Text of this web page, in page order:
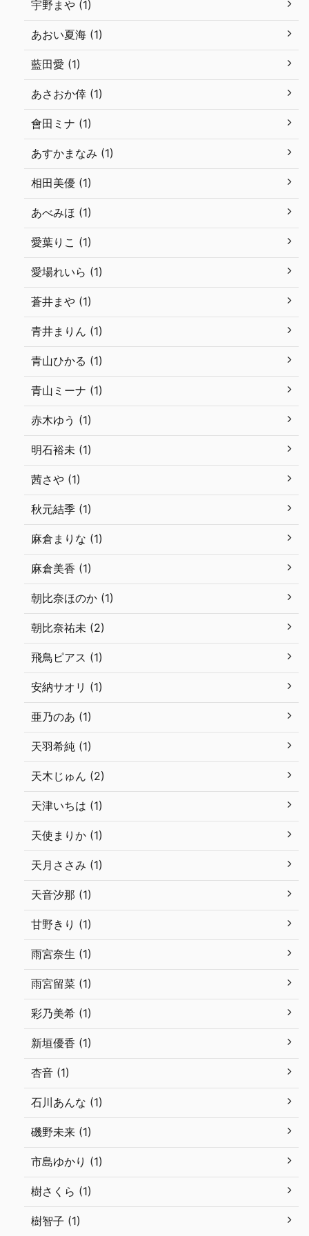
宇野まや (1)
あおい夏海 (1)
藍田愛 (1)
あさおか倖 (1)
會田ミナ (1)
あすかまなみ (1)
相田美優 (1)
あべみほ (1)
愛葉りこ (1)
愛場れいら (1)
蒼井まや (1)
青井まりん (1)
青山ひかる (1)
青山ミーナ (1)
赤木ゆう (1)
明石裕未 (1)
茜さや (1)
秋元結季 (1)
麻倉まりな (1)
麻倉美香 (1)
朝比奈ほのか (1)
朝比奈祐未 (2)
飛鳥ピアス (1)
安納サオリ (1)
亜乃のあ (1)
天羽希純 (1)
天木じゅん (2)
天津いちは (1)
天使まりか (1)
天月ささみ (1)
天音汐那 (1)
甘野きり (1)
雨宮奈生 (1)
雨宮留菜 (1)
彩乃美希 (1)
新垣優香 (1)
杏音 (1)
石川あんな (1)
磯野未来 (1)
市島ゆかり (1)
樹さくら (1)
樹智子 (1)